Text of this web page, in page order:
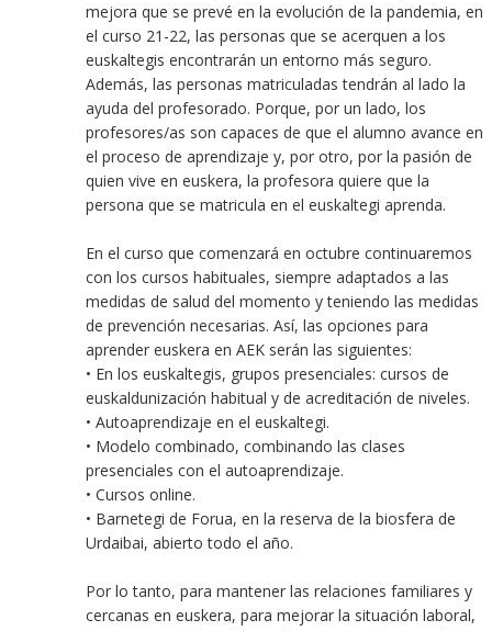
mejora que se prevé en la evolución de la pandemia, en
el curso 21-22, las personas que se acerquen a los
euskaltegis encontrarán un entorno más seguro.
Además, las personas matriculadas tendrán al lado la
ayuda del profesorado. Porque, por un lado, los
profesores/as son capaces de que el alumno avance en
el proceso de aprendizaje y, por otro, por la pasión de
quien vive en euskera, la profesora quiere que la
persona que se matricula en el euskaltegi aprenda.
En el curso que comenzará en octubre continuaremos
con los cursos habituales, siempre adaptados a las
medidas de salud del momento y teniendo las medidas
de prevención necesarias. Así, las opciones para
aprender euskera en AEK serán las siguientes:
• En los euskaltegis, grupos presenciales: cursos de
euskaldunización habitual y de acreditación de niveles.
• Autoaprendizaje en el euskaltegi.
• Modelo combinado, combinando las clases
presenciales con el autoaprendizaje.
• Cursos online.
• Barnetegi de Forua, en la reserva de la biosfera de
Urdaibai, abierto todo el año.
Por lo tanto, para mantener las relaciones familiares y
cercanas en euskera, para mejorar la situación laboral,